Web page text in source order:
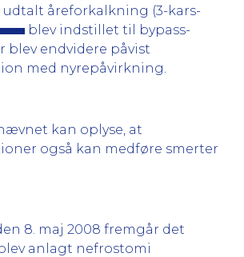
udtalt åreforkalkning (3-kars-
blev indstillet til bypass-
blev endvidere påvist
med nyrepåvirkning.
kan oplyse, at
også kan medføre smerter
8. maj 2008 fremgår det
anlagt nefrostomi